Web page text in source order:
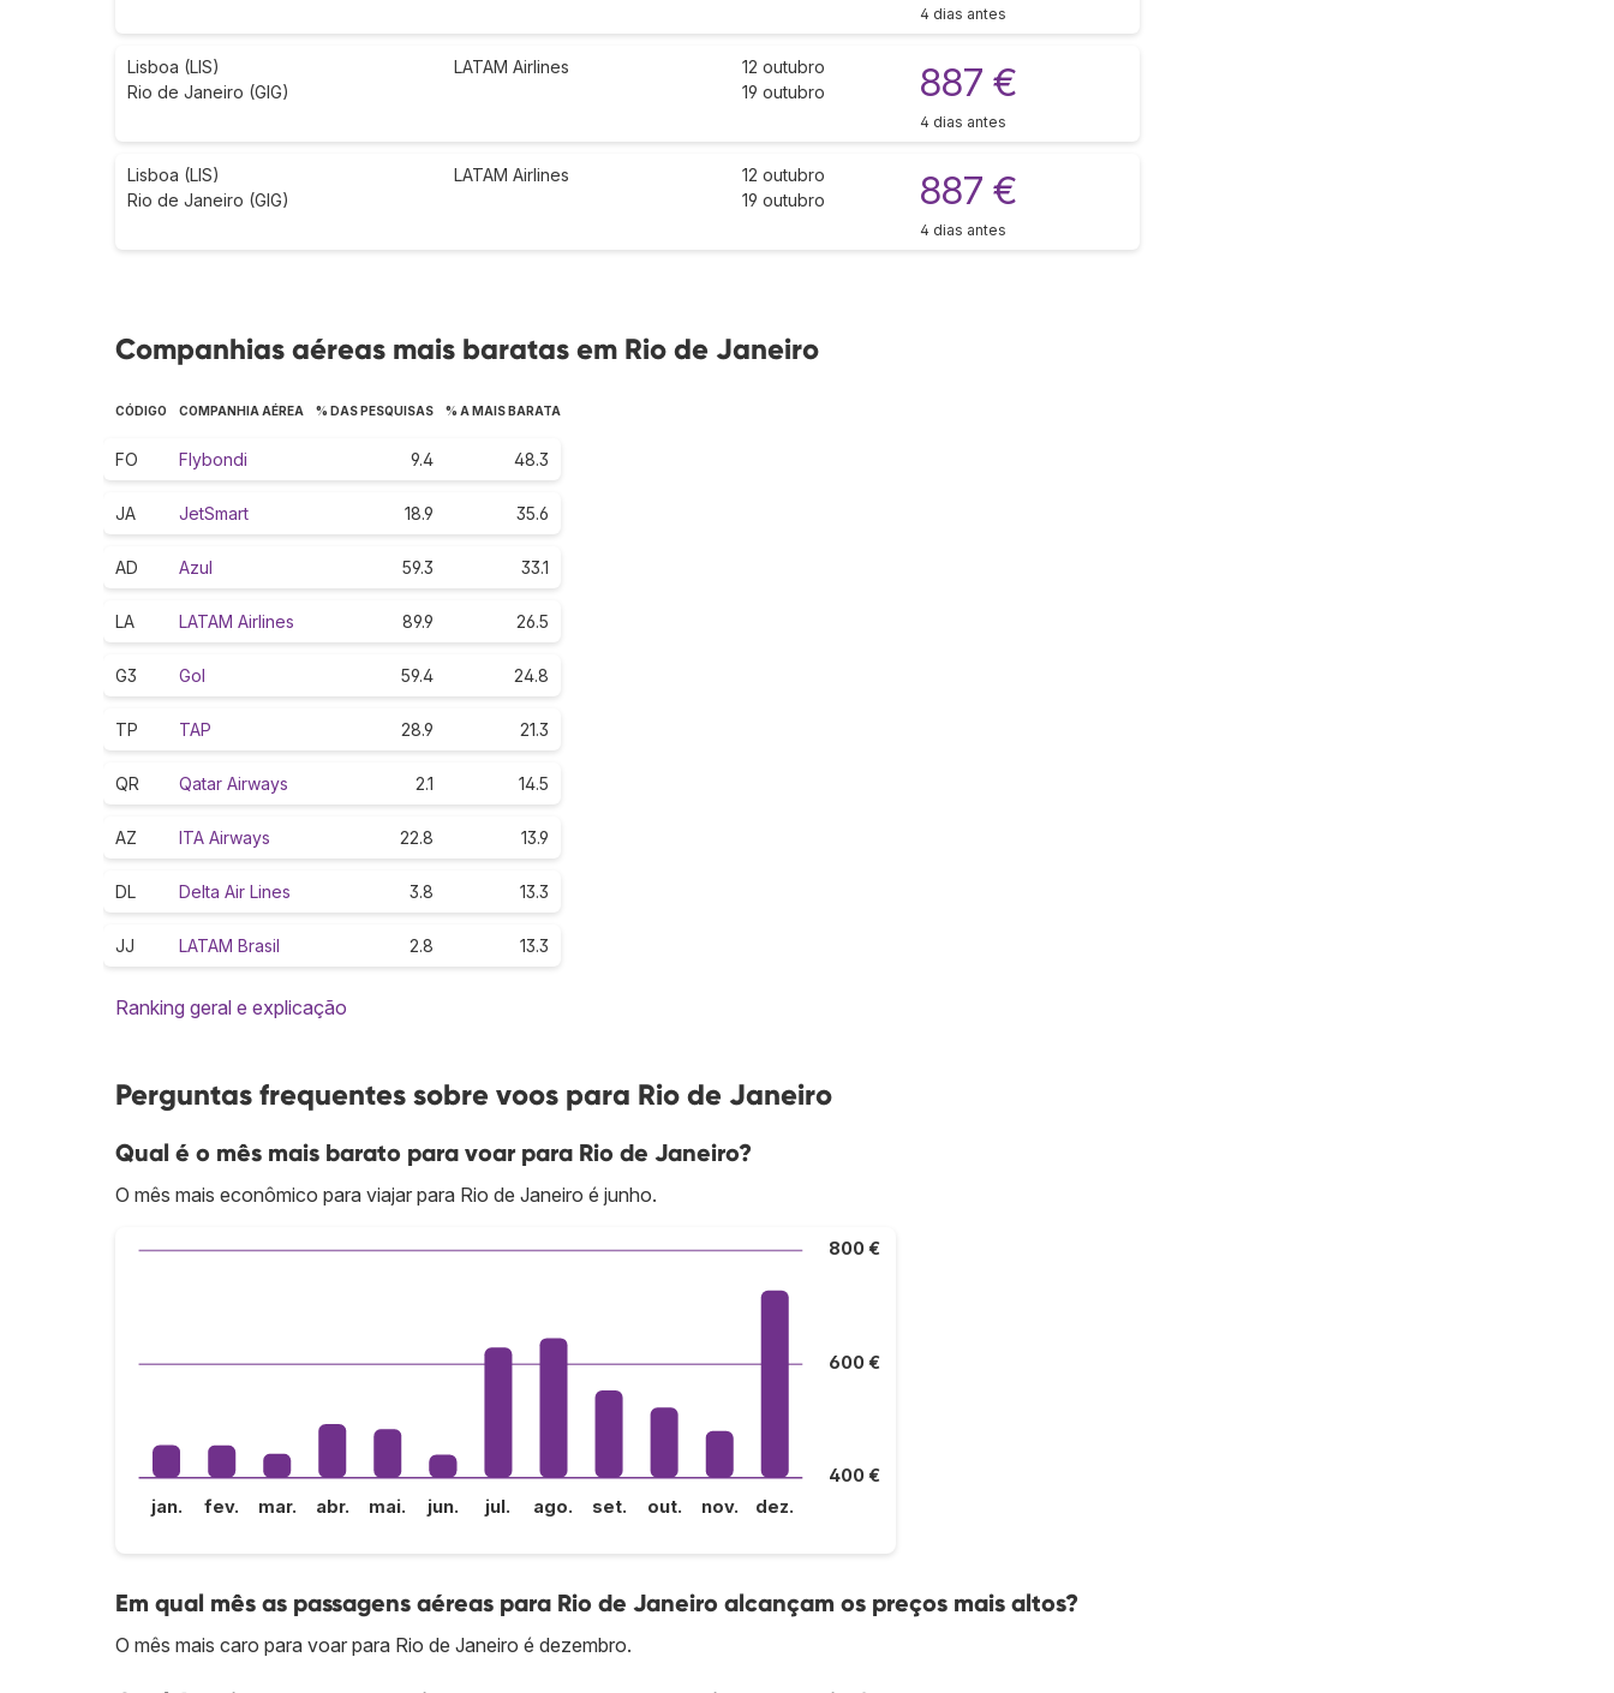
4 dias antes
Lisboa (LIS)
Rio de Janeiro (GIG)
LATAM Airlines
12 outubro
19 outubro
887 €
4 dias antes
Lisboa (LIS)
Rio de Janeiro (GIG)
LATAM Airlines
12 outubro
19 outubro
887 €
4 dias antes
Companhias aéreas mais baratas em Rio de Janeiro
CÓDIGO COMPANHIA AÉREA % DAS PESQUISAS % A MAIS BARATA
FO Flybondi 9.4 48.3
JA JetSmart 18.9 35.6
AD Azul 59.3 33.1
LA LATAM Airlines 89.9 26.5
G3 Gol 59.4 24.8
TP TAP 28.9 21.3
QR Qatar Airways 2.1 14.5
AZ ITA Airways 22.8 13.9
DL Delta Air Lines 3.8 13.3
JJ LATAM Brasil 2.8 13.3
Ranking geral e explicação
Perguntas frequentes sobre voos para Rio de Janeiro
Qual é o mês mais barato para voar para Rio de Janeiro?
O mês mais econômico para viajar para Rio de Janeiro é junho.
400 €
600 €
800 €
jan. fev. mar. abr. mai. jun. jul. ago. set. out. nov. dez.
Em qual mês as passagens aéreas para Rio de Janeiro alcançam os preços mais altos?
O mês mais caro para voar para Rio de Janeiro é dezembro.